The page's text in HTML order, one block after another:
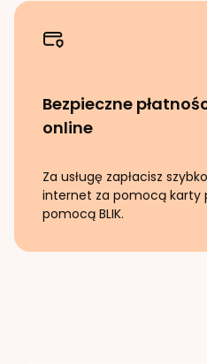
Bezpieczne
online
Za usługę zapłacisz
internet za pomocą karty
pomocą BLIK.